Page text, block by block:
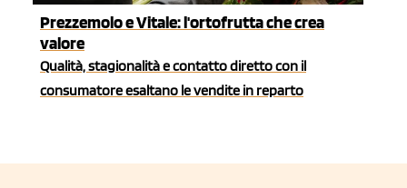
Prezzemolo e Vitale: l'ortofrutta che crea
valore
Qualità, stagionalità e contatto diretto con il
consumatore esaltano le vendite in reparto